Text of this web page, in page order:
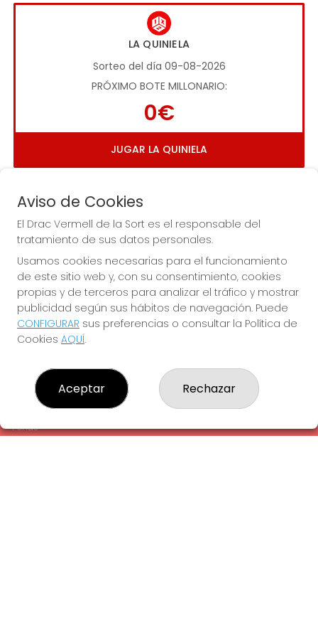
LA QUINIELA
Sorteo del día 09-08-2026
PRÓXIMO BOTE MILLONARIO:
0€
JUGAR LA QUINIELA
Imagen anterior
EL DRAC VERMELL DE LA SORT
¿Quiénes somos?
Comprar lotería
Contacto
Empresas
Peñas
Aviso de Cookies
El Drac Vermell de la Sort es el responsable del
tratamiento de sus datos personales.
Usamos cookies necesarias para el funcionamiento
de este sitio web y, con su consentimiento, cookies
propias y de terceros para analizar el tráfico y mostrar
publicidad según sus hábitos de navegación. Puede
CONFIGURAR sus preferencias o consultar la Política de
Cookies AQUÍ.
Aceptar Rechazar